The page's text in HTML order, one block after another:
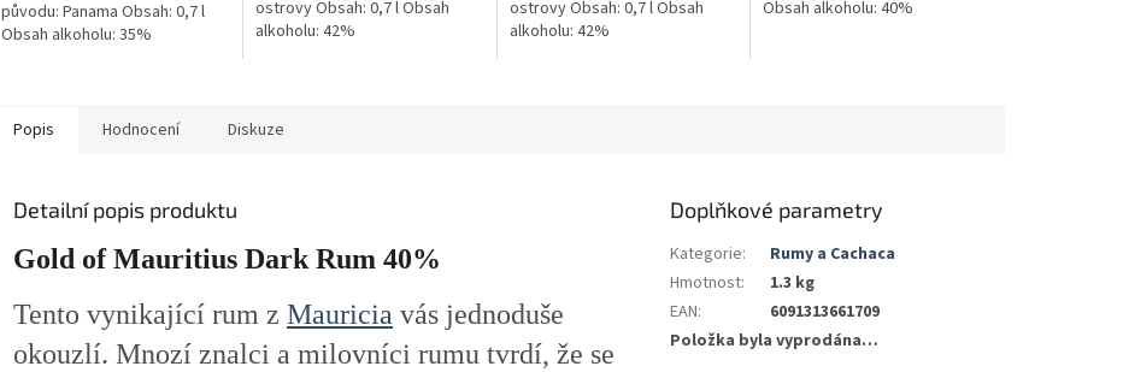
původu: Panama Obsah: 0,7 l
Obsah alkoholu: 35%
ostrovy Obsah: 0,7 l Obsah
alkoholu: 42%
ostrovy Obsah: 0,7 l Obsah
alkoholu: 42%
Obsah alkoholu: 40%
Popis Hodnocení Diskuze
Detailní popis produktu
Gold of Mauritius Dark Rum 40%
Tento vynikající rum z Mauricia vás jednoduše
okouzlí. Mnozí znalci a milovníci rumu tvrdí, že se
Doplňkové parametry
Kategorie:
Rumy a Cachaca
Hmotnost:
1.3 kg
EAN:
6091313661709
Položka byla vyprodána…